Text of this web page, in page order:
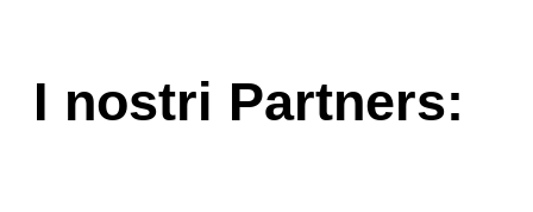
I nostri Partners: